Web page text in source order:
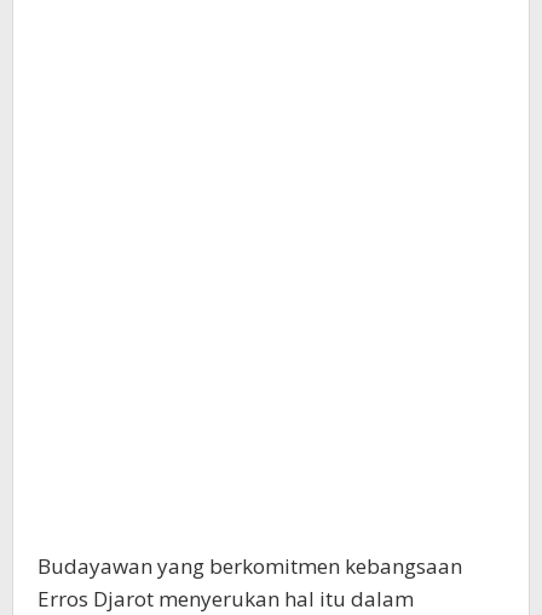
Budayawan yang berkomitmen kebangsaan
Erros Djarot menyerukan hal itu dalam